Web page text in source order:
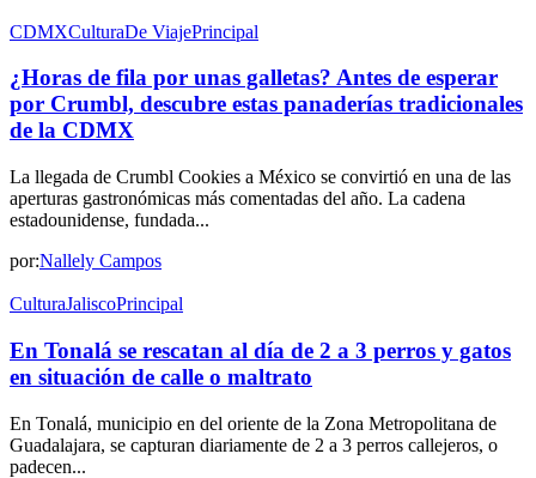
CDMXCulturaDe ViajePrincipal
¿Horas de fila por unas galletas? Antes de esperar
por Crumbl, descubre estas panaderías tradicionales
de la CDMX
La llegada de Crumbl Cookies a México se convirtió en una de las
aperturas gastronómicas más comentadas del año. La cadena
estadounidense, fundada...
por:Nallely Campos
CulturaJaliscoPrincipal
En Tonalá se rescatan al día de 2 a 3 perros y gatos
en situación de calle o maltrato
En Tonalá, municipio en del oriente de la Zona Metropolitana de
Guadalajara, se capturan diariamente de 2 a 3 perros callejeros, o
padecen...